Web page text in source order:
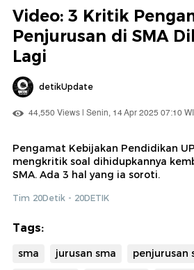
ini
Video: 3 Kritik
Penjurusan di SMA
Lagi
detikUpdate
44,550 Views | Senin, 14 Apr 2025 07:10
Pengamat Kebijakan Pendidikan
mengkritik soal dihidupkannya
SMA. Ada 3 hal yang ia soroti.
Tim 20Detik - 20DETIK
Tags:
sma jurusan sma penjurusan